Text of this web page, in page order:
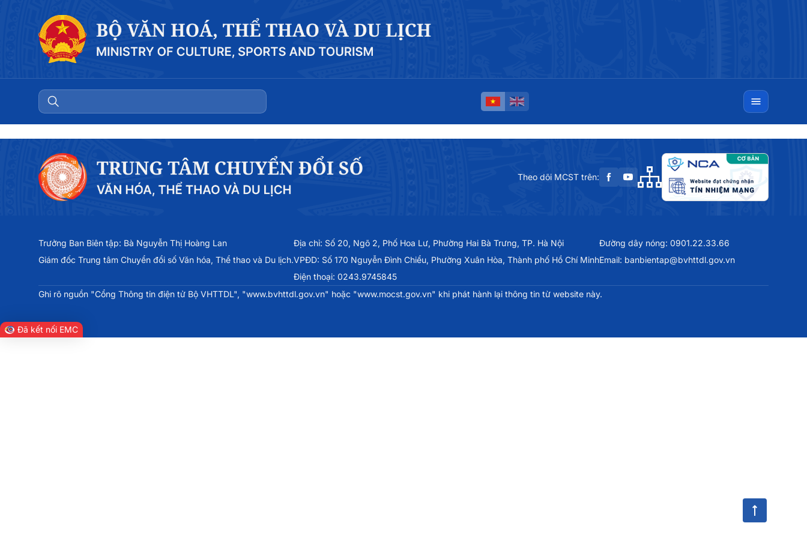
Theo dõi MCST trên:
Trưởng Ban Biên tập: Bà Nguyễn Thị Hoàng Lan
Giám đốc Trung tâm Chuyển đổi số Văn hóa, Thể thao và Du lịch.
Địa chỉ: Số 20, Ngõ 2, Phố Hoa Lư, Phường Hai Bà Trưng, TP. Hà Nội
VPĐD: Số 170 Nguyễn Đình Chiểu, Phường Xuân Hòa, Thành phố Hồ Chí Minh
Điện thoại: 0243.9745845
Đường dây nóng: 0901.22.33.66
Email: banbientap@bvhttdl.gov.vn
Ghi rõ nguồn "Cổng Thông tin điện tử Bộ VHTTDL", "www.bvhttdl.gov.vn" hoặc "www.mocst.gov.vn" khi phát hành lại thông tin từ website này.
Đã kết nối EMC